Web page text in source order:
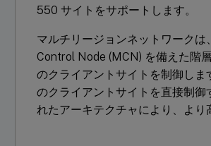
550 サイトをサポートします。
マルチリージョンネットワーク
Control Node (MCN) を備えた階
のクライアントサイトを制御し
のクライアントサイトを直接制
れたアーキテクチャにより、より